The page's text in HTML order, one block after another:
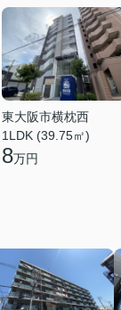
東大阪市横枕西
1LDK (39.75㎡)
8万円